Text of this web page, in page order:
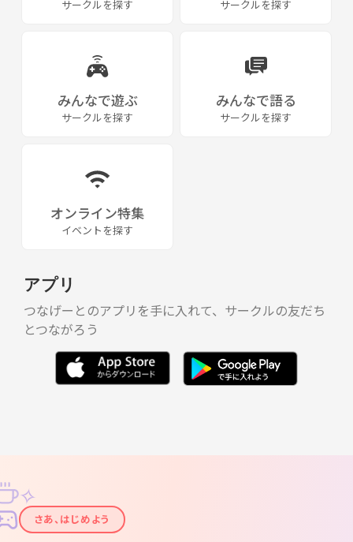
サークルを探す サークルを探す
みんなで遊ぶ
サークルを探す
みんなで語る
サークルを探す
オンライン特集
イベントを探す
アプリ
つなげーとのアプリを手に入れて、サークルの友だち
とつながろう
✦
✧
さあ、はじめよう